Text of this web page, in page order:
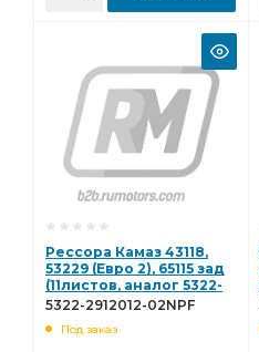
Рессора Камаз 43118,
53229 (Евро 2), 65115 зад
(11листов, аналог 5322-
2912012-02) L=1450мм
5322-2912012-02NPF
Под заказ